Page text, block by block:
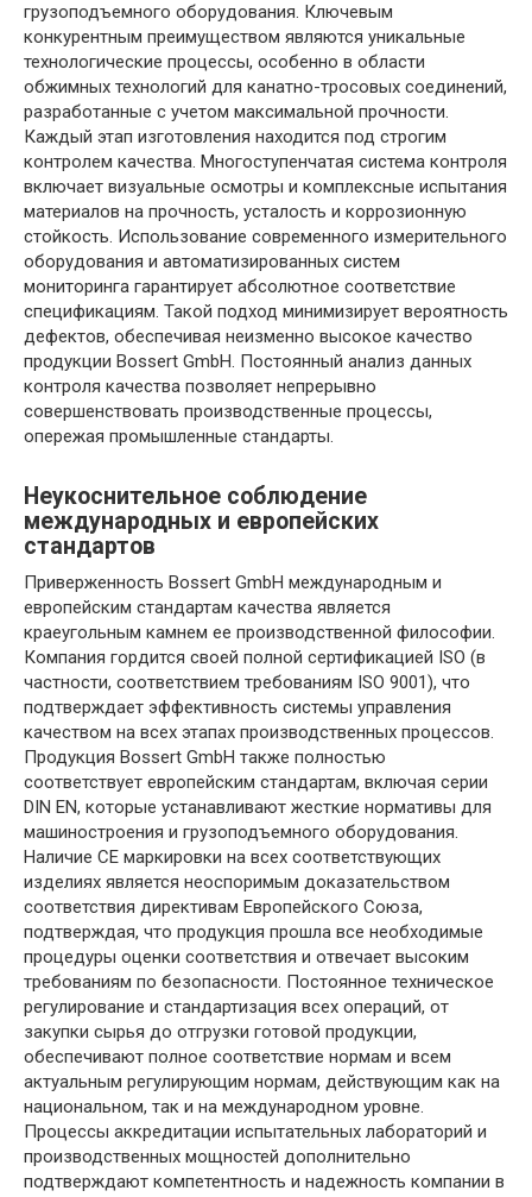
грузоподъемного оборудования. Ключевым
конкурентным преимуществом являются уникальные
технологические процессы, особенно в области
обжимных технологий для канатно-тросовых соединений,
разработанные с учетом максимальной прочности.
Каждый этап изготовления находится под строгим
контролем качества. Многоступенчатая система контроля
включает визуальные осмотры и комплексные испытания
материалов на прочность, усталость и коррозионную
стойкость. Использование современного измерительного
оборудования и автоматизированных систем
мониторинга гарантирует абсолютное соответствие
спецификациям. Такой подход минимизирует вероятность
дефектов, обеспечивая неизменно высокое качество
продукции Bossert GmbH. Постоянный анализ данных
контроля качества позволяет непрерывно
совершенствовать производственные процессы,
опережая промышленные стандарты.
Неукоснительное соблюдение
международных и европейских
стандартов
Приверженность Bossert GmbH международным и
европейским стандартам качества является
краеугольным камнем ее производственной философии.
Компания гордится своей полной сертификацией ISO (в
частности, соответствием требованиям ISO 9001), что
подтверждает эффективность системы управления
качеством на всех этапах производственных процессов.
Продукция Bossert GmbH также полностью
соответствует европейским стандартам, включая серии
DIN EN, которые устанавливают жесткие нормативы для
машиностроения и грузоподъемного оборудования.
Наличие CE маркировки на всех соответствующих
изделиях является неоспоримым доказательством
соответствия директивам Европейского Союза,
подтверждая, что продукция прошла все необходимые
процедуры оценки соответствия и отвечает высоким
требованиям по безопасности. Постоянное техническое
регулирование и стандартизация всех операций, от
закупки сырья до отгрузки готовой продукции,
обеспечивают полное соответствие нормам и всем
актуальным регулирующим нормам, действующим как на
национальном, так и на международном уровне.
Процессы аккредитации испытательных лабораторий и
производственных мощностей дополнительно
подтверждают компетентность и надежность компании в